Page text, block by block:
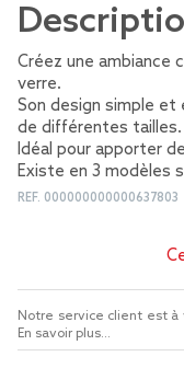
Créez une ambiance
verre.
Son design simple
de différentes tailles.
Idéal pour apporter
Existe en 3 modèles
REF. 000000000000637803
Notre service client est
En savoir plus...